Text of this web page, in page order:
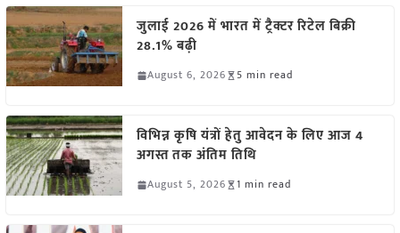
जुलाई 2026 में भारत में ट्रैक्टर रिटेल बिक्री
28.1% बढ़ी
August 6, 2026 5 min read
विभिन्न कृषि यंत्रों हेतु आवेदन के लिए आज 4
अगस्त तक अंतिम तिथि
August 5, 2026 1 min read